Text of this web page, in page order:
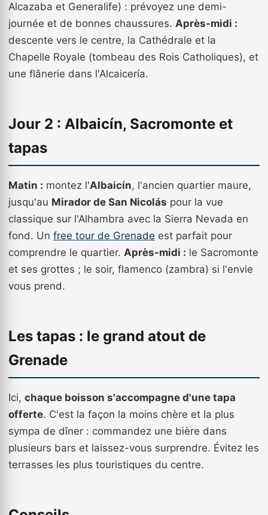
Alcazaba et Generalife) : prévoyez une demi-
journée et de bonnes chaussures. Après-midi :
descente vers le centre, la Cathédrale et la
Chapelle Royale (tombeau des Rois Catholiques), et
une flânerie dans l'Alcaicería.
Jour 2 : Albaicín, Sacromonte et
tapas
Matin : montez l'Albaicín, l'ancien quartier maure,
jusqu'au Mirador de San Nicolás pour la vue
classique sur l'Alhambra avec la Sierra Nevada en
fond. Un free tour de Grenade est parfait pour
comprendre le quartier. Après-midi : le Sacromonte
et ses grottes ; le soir, flamenco (zambra) si l'envie
vous prend.
Les tapas : le grand atout de
Grenade
Ici, chaque boisson s'accompagne d'une tapa
offerte. C'est la façon la moins chère et la plus
sympa de dîner : commandez une bière dans
plusieurs bars et laissez-vous surprendre. Évitez les
terrasses les plus touristiques du centre.